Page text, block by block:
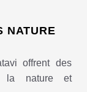
NATURE
offrent des
la nature et